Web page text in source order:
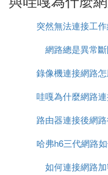
你就沒辦法下載的
所以這個答洞虛沒什
vagaa連不上網路
防火牆阿，都沒有
碟的蒼老師得花錢阿
麼解決呀？
確定沒有你不知道
己電腦是裸奔,但是
能玩清燃大型游戲。
突然無法連接工
網路總是異常
錄像機連接網路
網
哇嘎為什麼網路
敗
路由器連接後網
哈弗h6三代網路
接
如何連接網路